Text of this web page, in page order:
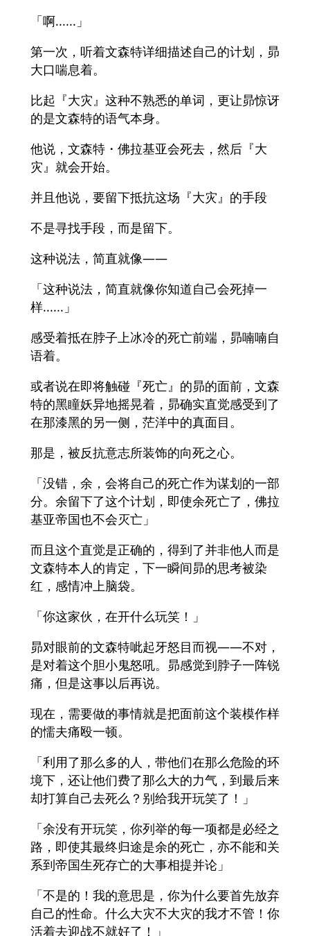
「啊......」
第一次，听着文森特详细描述自己的计划，昴
大口喘息着。
比起『大灾』这种不熟悉的单词，更让昴惊讶
的是文森特的语气本身。
他说，文森特・佛拉基亚会死去，然后『大
灾』就会开始。
并且他说，要留下抵抗这场『大灾』的手段
不是寻找手段，而是留下。
这种说法，简直就像——
「这种说法，简直就像你知道自己会死掉一
样......」
感受着抵在脖子上冰冷的死亡前端，昴喃喃自
语着。
或者说在即将触碰『死亡』的昴的面前，文森
特的黑瞳妖异地摇晃着，昴确实直觉感受到了
在那漆黑的另一侧，茫洋中的真面目。
那是，被反抗意志所装饰的向死之心。
「没错，余，会将自己的死亡作为谋划的一部
分。余留下了这个计划，即使余死亡了，佛拉
基亚帝国也不会灭亡」
而且这个直觉是正确的，得到了并非他人而是
文森特本人的肯定，下一瞬间昴的思考被染
红，感情冲上脑袋。
「你这家伙，在开什么玩笑！」
昴对眼前的文森特呲起牙怒目而视——不对，
是对着这个胆小鬼怒吼。昴感觉到脖子一阵锐
痛，但是这事以后再说。
现在，需要做的事情就是把面前这个装模作样
的懦夫痛殴一顿。
「利用了那么多的人，带他们在那么危险的环
境下，还让他们费了那么大的力气，到最后来
却打算自己去死么？别给我开玩笑了！」
「余没有开玩笑，你列举的每一项都是必经之
路，即使其最终归途是余的死亡，亦不能和关
系到帝国生死存亡的大事相提并论」
「不是的！我的意思是，你为什么要首先放弃
自己的性命。什么大灾不大灾的我才不管！你
活着去迎战不就好了！」